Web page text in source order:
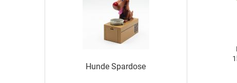
Hunde Spardose